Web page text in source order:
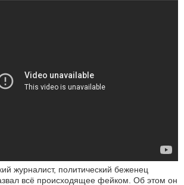
журналист, политический беженец
всё происходящее фейком. Об этом он